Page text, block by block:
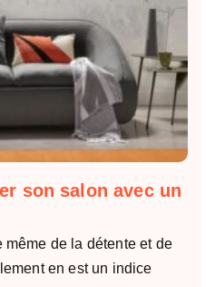
son salon avec un
même de la détente et de
en est un indice